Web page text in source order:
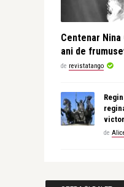
Centenar Nina
ani de
de revistatango
de